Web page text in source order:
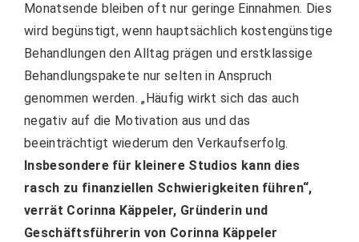
Monatsende bleiben oft nur geringe Einnahmen. Dies
wird begünstigt, wenn hauptsächlich kostengünstige
Behandlungen den Alltag prägen und erstklassige
Behandlungspakete nur selten in Anspruch
genommen werden. „Häufig wirkt sich das auch
negativ auf die Motivation aus und das
beeinträchtigt wiederum den Verkaufserfolg.
Insbesondere für kleinere Studios kann dies
rasch zu finanziellen Schwierigkeiten führen“,
verrät Corinna Käppeler, Gründerin und
Geschäftsführerin von Corinna Käppeler